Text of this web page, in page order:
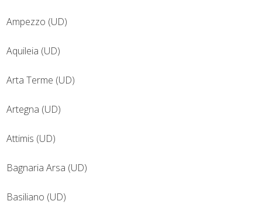
Ampezzo (UD)
Aquileia (UD)
Arta Terme (UD)
Artegna (UD)
Attimis (UD)
Bagnaria Arsa (UD)
Basiliano (UD)